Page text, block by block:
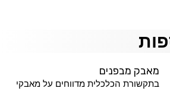
מאבק מבפנים
בתקשורת הכלכלית מדווחים על מאבקי